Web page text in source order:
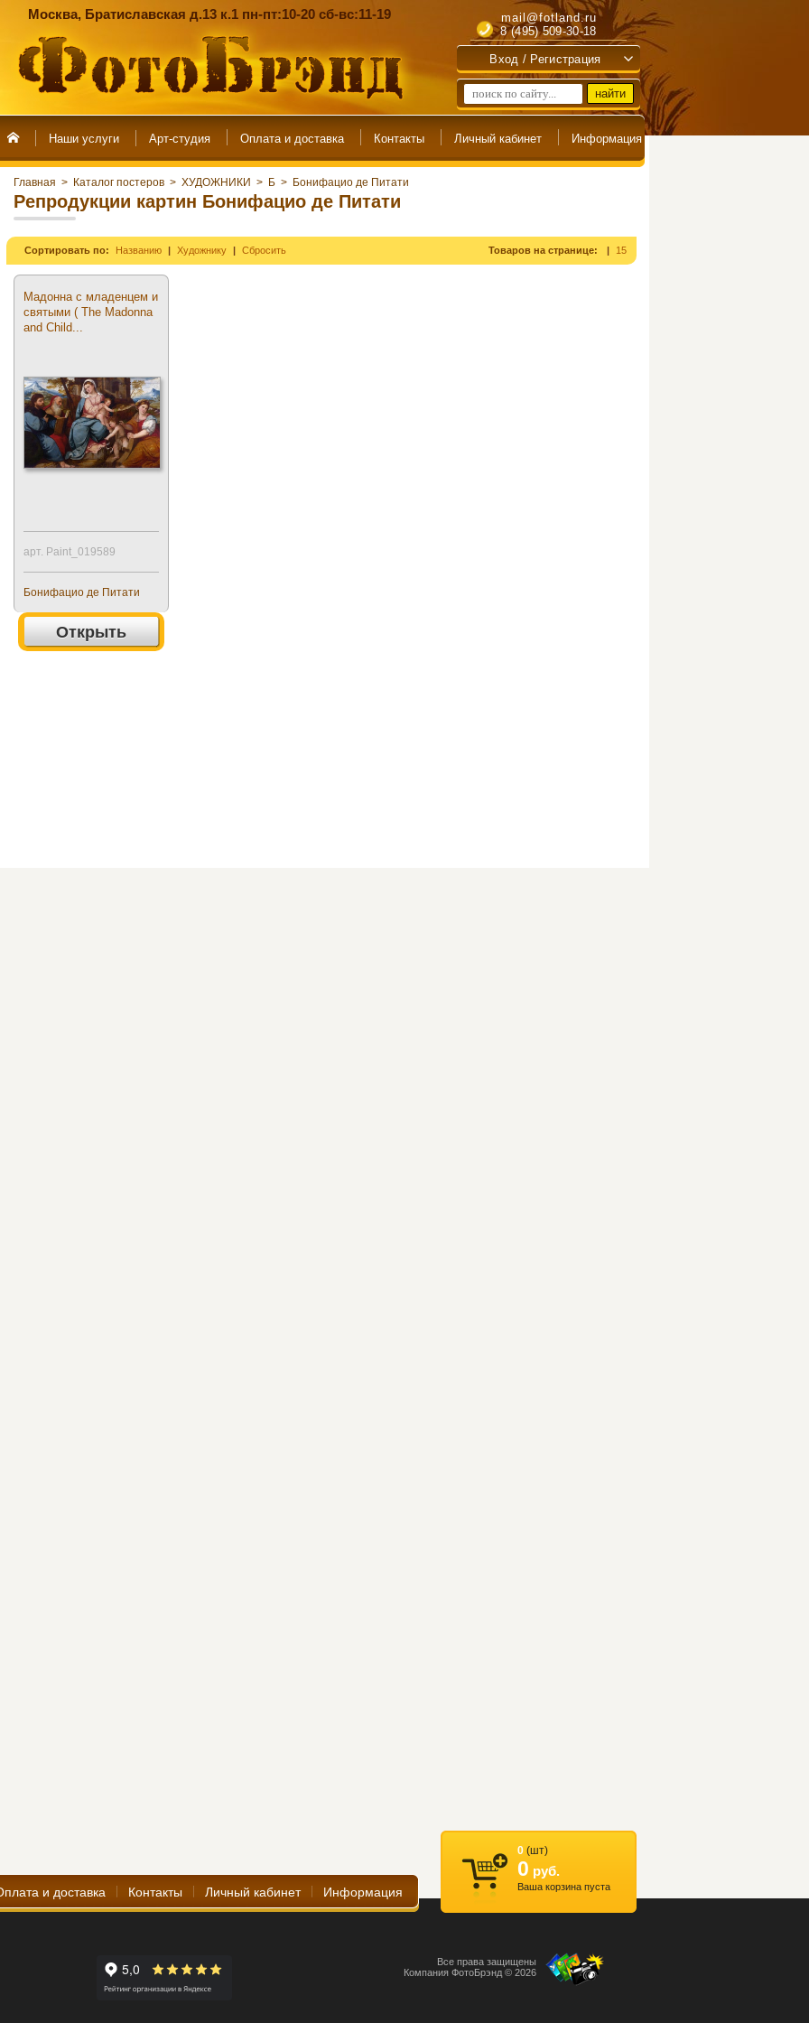
Москва, Братиславская д.13 к.1 пн-пт:10-20 сб-вс:11-19
mail@fotland.ru
8 (495) 509-30-18
Вход / Регистрация
Наши услуги Арт-студия
Главная > Каталог постеров > ХУДОЖНИКИ > Б > Бонифацио де Питати
Репродукции картин Бонифацио де Питати
Сортировать по: Названию Художнику Сбросить Товаров на странице: 15
Мадонна с младенцем и
святыми ( The Madonna
and Child...
арт. Paint_019589
Бонифацио де Питати
Открыть
0 (шт)
0 руб.
Ваша корзина пуста
Все права защищены
Компания ФотоБрэнд © 2026